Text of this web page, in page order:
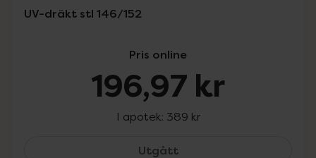
UV-dräkt stl 146/152
Pris online
196,97 kr
I apotek: 389 kr
UtgåttGeggamoja UV Suit